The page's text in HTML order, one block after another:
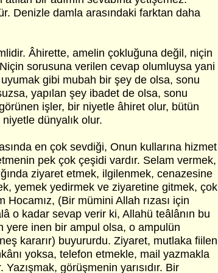
Denizle damla arasındaki farktan daha
Âhirette, amelin çokluğuna değil, niçin
Niçin sorusuna verilen cevap olumluysa yani
gibi mubah bir şey de olsa, sonu
yapılan şey ibadet de olsa, sonu
işler, bir niyetle âhiret olur, bütün
dünyalık olur.
en çok sevdiği, Onun kullarına hizmet
pek çok çeşidi vardır. Selam vermek,
ziyaret etmek, ilgilenmek, cenazesine
yemek yedirmek ve ziyaretine gitmek, çok
Hocamız, (Bir mümini Allah rızası için
o kadar sevap verir ki, Allahü teâlânın bu
yere inen bir ampul olsa, o ampulün
kararır) buyururdu. Ziyaret, mutlaka fiilen
yoksa, telefon etmekle, mail yazmakla
Yazışmak, görüşmenin yarısıdır. Bir